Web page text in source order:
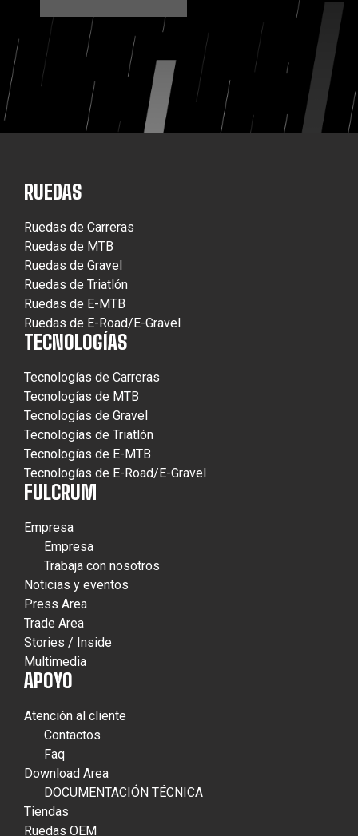
RUEDAS
Ruedas de Carreras
Ruedas de MTB
Ruedas de Gravel
Ruedas de Triatlón
Ruedas de E-MTB
Ruedas de E-Road/E-Gravel
TECNOLOGÍAS
Tecnologías de Carreras
Tecnologías de MTB
Tecnologías de Gravel
Tecnologías de Triatlón
Tecnologías de E-MTB
Tecnologías de E-Road/E-Gravel
FULCRUM
Empresa
Empresa
Trabaja con nosotros
Noticias y eventos
Press Area
Trade Area
Stories / Inside
Multimedia
APOYO
Atención al cliente
Contactos
Faq
Download Area
DOCUMENTACIÓN TÉCNICA
Tiendas
Ruedas OEM